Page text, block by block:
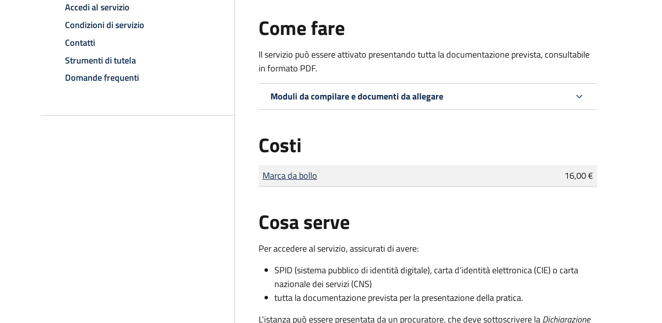
Accedi al servizio
Condizioni di servizio
Contatti
Strumenti di tutela
Domande frequenti
Come fare
Il servizio può essere attivato presentando tutta la documentazione prevista, consultabile
in formato PDF.
Moduli da compilare e documenti da allegare
Costi
Tipo di pagamento
Importo
Marca da bollo 16,00 €
Cosa serve
Per accedere al servizio, assicurati di avere:
SPID (sistema pubblico di identità digitale), carta d’identità elettronica (CIE) o carta
nazionale dei servizi (CNS)
tutta la documentazione prevista per la presentazione della pratica.
L'istanza può essere presentata da un procuratore, che deve sottoscrivere laDichiarazione